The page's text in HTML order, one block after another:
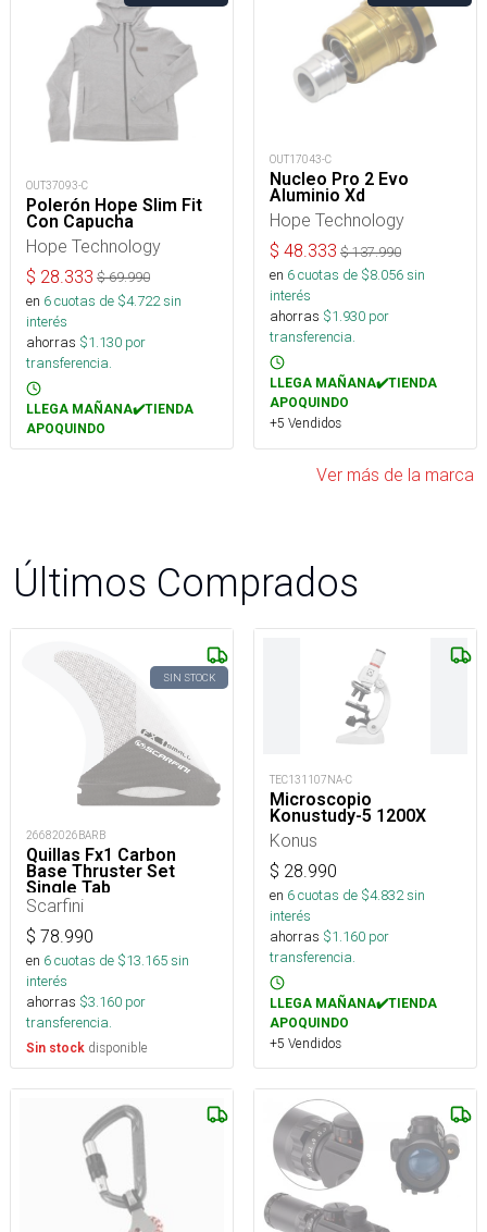
OUT37093-C
Polerón Hope Slim Fit
Con Capucha
Hope Technology
$ 28.333 $69.990
en 6cuotas de $4.722sin
interés
ahorras $1.130 por
transferencia.
LLEGA MAÑANA✔️TIENDA
APOQUINDO
OUT17043-C
Nucleo Pro 2 Evo
Aluminio Xd
Hope Technology
$ 48.333 $137.990
en 6cuotas de $8.056sin
interés
ahorras $1.930 por
transferencia.
LLEGA MAÑANA✔️TIENDA
APOQUINDO
+5 Vendidos
Ver más de la marca
Últimos Comprados
SIN STOCK
26682026BARB
Quillas Fx1 Carbon
Base Thruster Set
Single Tab
Scarfini
$ 78.990
en 6cuotas de $13.165sin
interés
ahorras $3.160 por
transferencia.
Sin stock disponible
TEC131107NA-C
Microscopio
Konustudy-5 1200X
Konus
$ 28.990
en 6cuotas de $4.832sin
interés
ahorras $1.160 por
transferencia.
LLEGA MAÑANA✔️TIENDA
APOQUINDO
+5 Vendidos